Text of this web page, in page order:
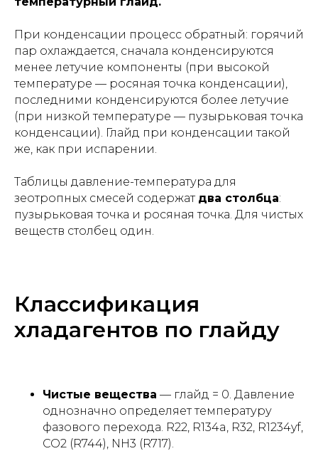
При конденсации процесс обратный: горячий
пар охлаждается, сначала конденсируются
менее летучие компоненты (при высокой
температуре — росяная точка конденсации),
последними конденсируются более летучие
(при низкой температуре — пузырьковая точка
конденсации). Глайд при конденсации такой
же, как при испарении.
Таблицы давление-температура для
зеотропных смесей содержат два столбца:
пузырьковая точка и росяная точка. Для чистых
веществ столбец один.
Классификация
хладагентов по глайду
Чистые вещества — глайд = 0. Давление
однозначно определяет температуру
фазового перехода. R22, R134a, R32, R1234yf,
CO2 (R744), NH3 (R717).